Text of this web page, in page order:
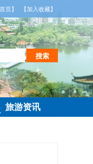
3级，气温25～32℃，相对湿度
页】 【加入收藏】
搜索
旅游资讯